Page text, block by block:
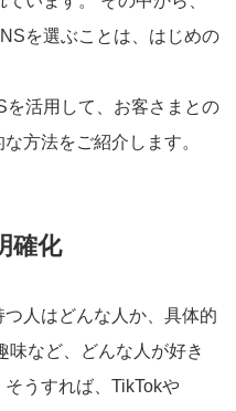
を選ぶことは、はじめの
を活用して、お客さまとの
方法をご紹介します。
確化
人はどんな人か、具体的
味など、どんな人が好き
うすれば、TikTokや